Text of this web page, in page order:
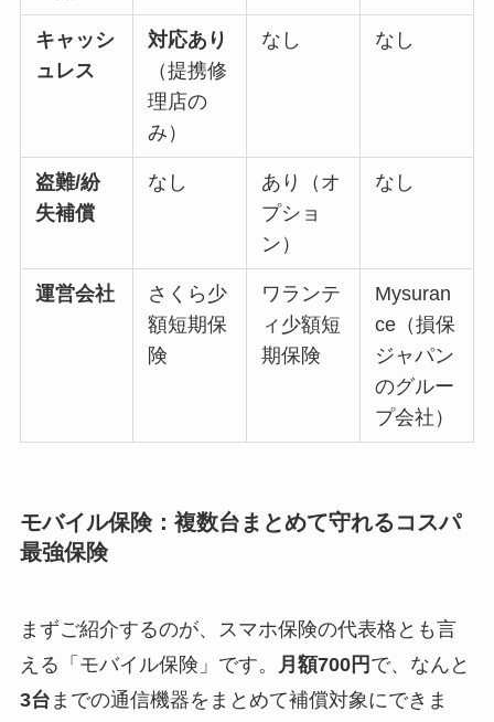
キャッシ
ュレス
対応あり
（提携修
理店の
み）
なし なし
盗難/紛
失補償
なし
あり（オ
プショ
ン）
なし
運営会社
さくら少
額短期保
険
ワランテ
ィ少額短
期保険
Mysuran
ce（損保
ジャパン
のグルー
プ会社）
モバイル保険：複数台まとめて守れるコスパ
最強保険
まずご紹介するのが、スマホ保険の代表格とも言
える「モバイル保険」です。
月額700円 で、なんと
3台 までの通信機器をまとめて補償対象にできま